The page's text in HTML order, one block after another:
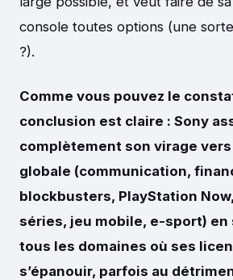
console toutes options (une
?).
Comme vous pouvez le
conclusion est claire : Sony
complètement son virage
globale (communication,
blockbusters, PlayStation
séries, jeu mobile, e-sport) en
tous les domaines où ses
s’épanouir, parfois au